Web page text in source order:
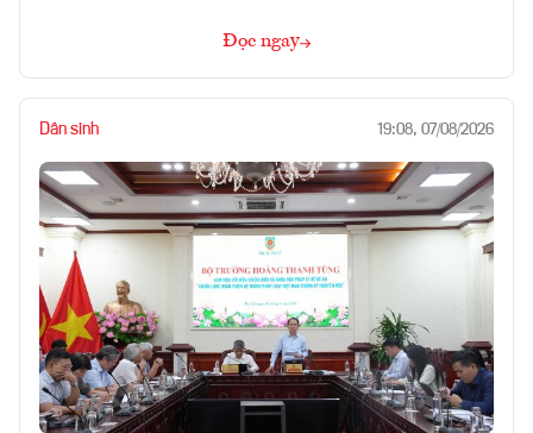
Đọc ngay
Dân sinh 19:08, 07/08/2026